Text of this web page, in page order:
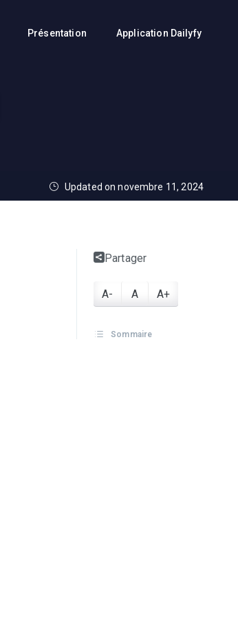
Présentation Application Dailyfy
Updated on novembre 11, 2024
Partager
A- A A+
Sommaire